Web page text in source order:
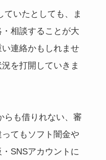
ていたとしても、ま
相談することが大
連絡かもしれませ
を打開していきま
らも借りれない、審
てもソフト闇金や
SNSアカウントに